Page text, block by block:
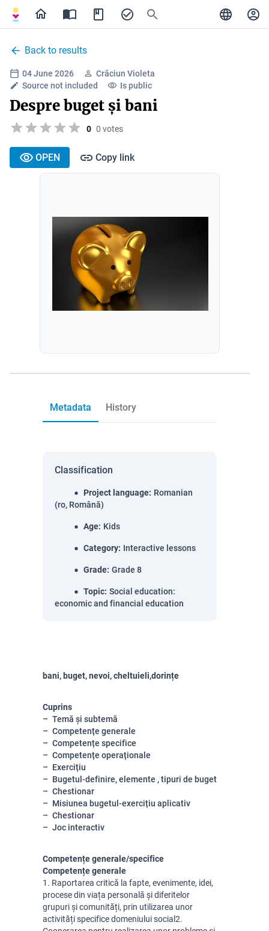
Back to results
04 June 2026
Crăciun Violeta
Source not included
Is public
Despre buget și bani
0 0 votes
OPEN Copy link
Metadata History
Classification
Project language: Romanian
(ro, Română)
Age: Kids
Category: Interactive lessons
Grade: Grade 8
Topic: Social education:
economic and financial education
bani, buget, nevoi, cheltuieli,dorințe
Cuprins
Temă și subtemă
Competențe generale
Competențe specifice
Competențe operaționale
Exercițiu
Bugetul-definire, elemente , tipuri de buget
Chestionar
Misiunea bugetul-exercițiu aplicativ
Chestionar
Joc interactiv
Competențe generale/specifice
Competențe generale
1. Raportarea critică la fapte, evenimente, idei,
procese din viața personală și diferitelor
grupuri și comunități, prin utilizarea unor
activități specifice domeniului social2.